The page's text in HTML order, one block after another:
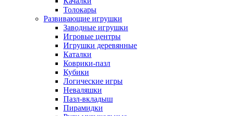
Толокары
Развивающие игрушки
Заводные игрушки
Игровые центры
Игрушки деревянные
Каталки
Коврики-пазл
Кубики
Логические игры
Неваляшки
Пазл-вкладыш
Пирамидки